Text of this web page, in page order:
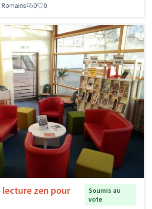
0 0
lecture zen pour
Soumis au
vote